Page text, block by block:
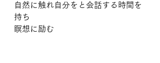
自然に触れ自分をと会話する時間を
持ち
瞑想に励む